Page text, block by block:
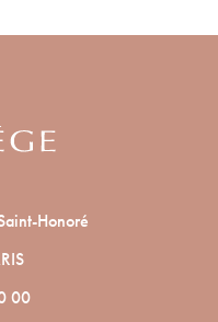
×
suivant du
Honoré
00
saison, inscrivez-
acceptez de recevoir des